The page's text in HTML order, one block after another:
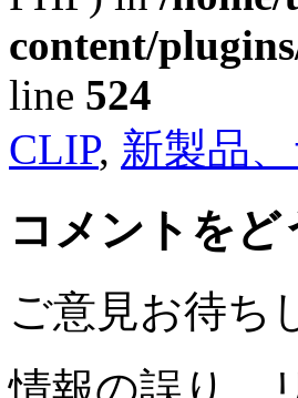
content/
line 524
CLIP, 新製品
コメントをど
ご意見お待ち